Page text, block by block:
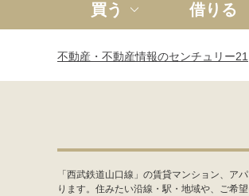
買う
新築一戸建て
借りる
不動産・不動産情報のセンチュリー21
「西武鉄道山口線」の賃貸マンション、
ります。住みたい沿線・駅・地域や、ご希